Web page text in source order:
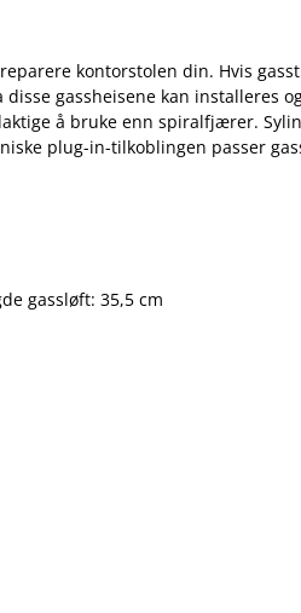
kontorstolen din. Hvis
gassheisene kan
å bruke enn spiralfjærer.
plug-in-tilkoblingen passer
gassløft: 35,5 cm